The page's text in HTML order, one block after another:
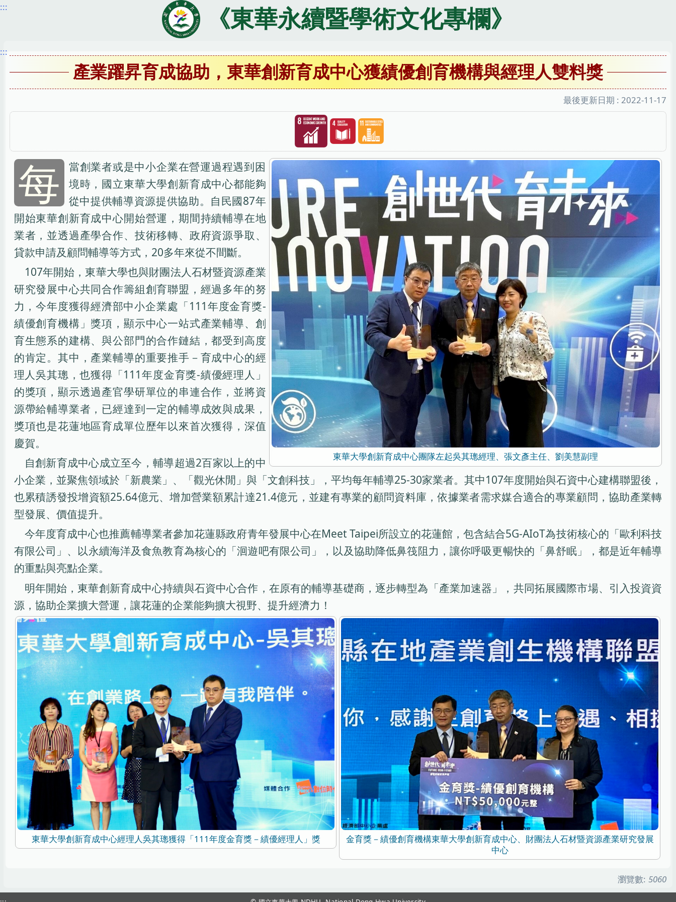
跳
要
區
::: 《東華永續暨學術文化專欄》
:::
產業躍昇育成協助，東華創新育成中心獲績優創育機構與經理人雙料獎
最後更新日期 : 2022-11-17
東華大學創新育成中心團隊左起吳其璁經理、張文彥主任、劉美慧副理
每
當創業者或是中小企業在營運過程遇到困
境時，國立東華大學創新育成中心都能夠
從中提供輔導資源提供協助。自民國87年
開始東華創新育成中心開始營運，期間持續輔導在地
業者，並透過產學合作、技術移轉、政府資源爭取、
貸款申請及顧問輔導等方式，20多年來從不間斷。
107年開始，東華大學也與財團法人石材暨資源產業
研究發展中心共同合作籌組創育聯盟，經過多年的努
力，今年度獲得經濟部中小企業處「111年度金育獎-
績優創育機構」獎項，顯示中心一站式產業輔導、創
育生態系的建構、與公部門的合作鏈結，都受到高度
的肯定。其中，產業輔導的重要推手－育成中心的經
理人吳其璁，也獲得「111年度金育獎-績優經理人」
的獎項，顯示透過產官學研單位的串連合作，並將資
源帶給輔導業者，已經達到一定的輔導成效與成果，
獎項也是花蓮地區育成單位歷年以來首次獲得，深值
慶賀。
自創新育成中心成立至今，輔導超過2百家以上的中
小企業，並聚焦領域於「新農業」、「觀光休閒」與「文創科技」，平均每年輔導25-30家業者。其中107年度開始與石資中心建構聯盟後，
也累積誘發投增資額25.64億元、增加營業額累計達21.4億元，並建有專業的顧問資料庫，依據業者需求媒合適合的專業顧問，協助產業轉
型發展、價值提升。
今年度育成中心也推薦輔導業者參加花蓮縣政府青年發展中心在Meet Taipei所設立的花蓮館，包含結合5G-AIoT為技術核心的「歐利科技
有限公司」、以永續海洋及食魚教育為核心的「洄遊吧有限公司」，以及協助降低鼻筏阻力，讓你呼吸更暢快的「鼻舒眠」，都是近年輔導
的重點與亮點企業。
明年開始，東華創新育成中心持續與石資中心合作，在原有的輔導基礎商，逐步轉型為「產業加速器」，共同拓展國際市場、引入投資資
源，協助企業擴大營運，讓花蓮的企業能夠擴大視野、提升經濟力！
東華大學創新育成中心經理人吳其璁獲得「111年度金育獎－績優經理人」獎
金育獎－績優創育機構東華大學創新育成中心、財團法人石材暨資源產業研究發展
中心
瀏覽數: 5060